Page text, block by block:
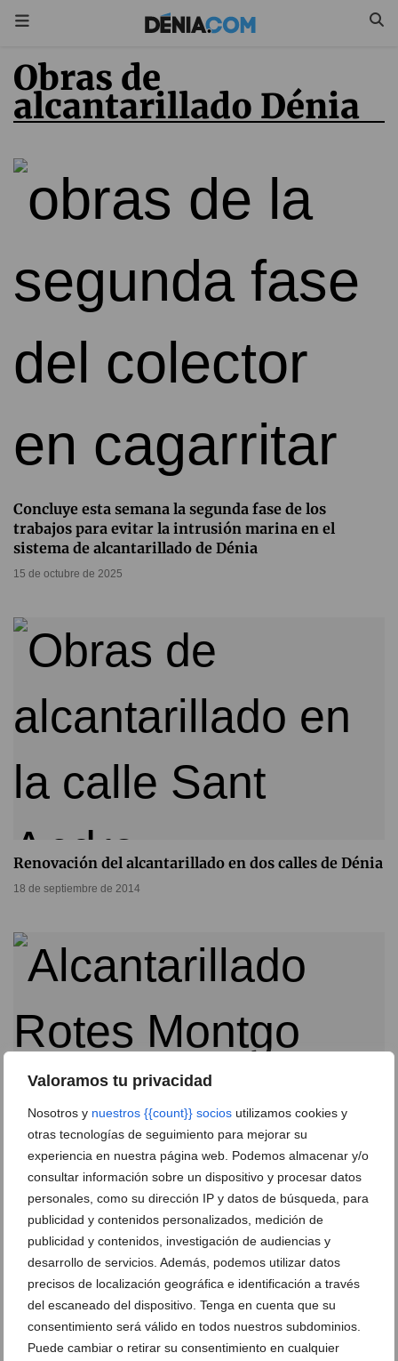
Valoramos tu privacidad
Nosotros y nuestros {{count}} socios utilizamos cookies y
otras tecnologías de seguimiento para mejorar su
experiencia en nuestra página web. Podemos almacenar y/o
consultar información sobre un dispositivo y procesar datos
personales, como su dirección IP y datos de búsqueda, para
publicidad y contenidos personalizados, medición de
publicidad y contenidos, investigación de audiencias y
desarrollo de servicios. Además, podemos utilizar datos
precisos de localización geográfica e identificación a través
del escaneado del dispositivo. Tenga en cuenta que su
consentimiento será válido en todos nuestros subdominios.
Puede cambiar o retirar su consentimiento en cualquier
Obras de
alcantarillado Dénia
Concluye esta semana la segunda fase de los
trabajos para evitar la intrusión marina en el
sistema de alcantarillado de Dénia
15 de octubre de 2025
Renovación del alcantarillado en dos calles de Dénia
18 de septiembre de 2014
Dénia solicitará una indemnización de más de
600.000 euros por los daños ocasionados por las
obras del alcantarillado
26 de enero de 2013